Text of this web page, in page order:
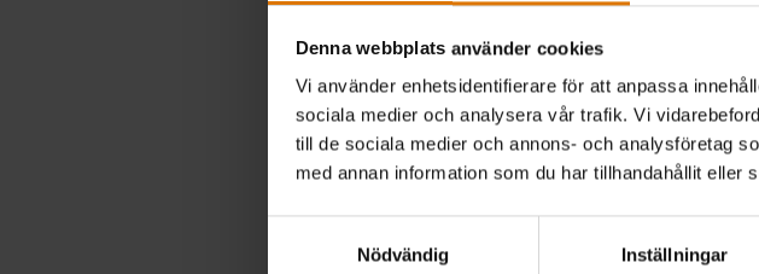
Denna webbplats använder cookies
Vi använder enhetsidentifierare för att anpassa
sociala medier och analysera vår trafik. Vi
till de sociala medier och annons- och analysföretag
med annan information som du har tillhandahållit eller
Nödvändig
Inställningar